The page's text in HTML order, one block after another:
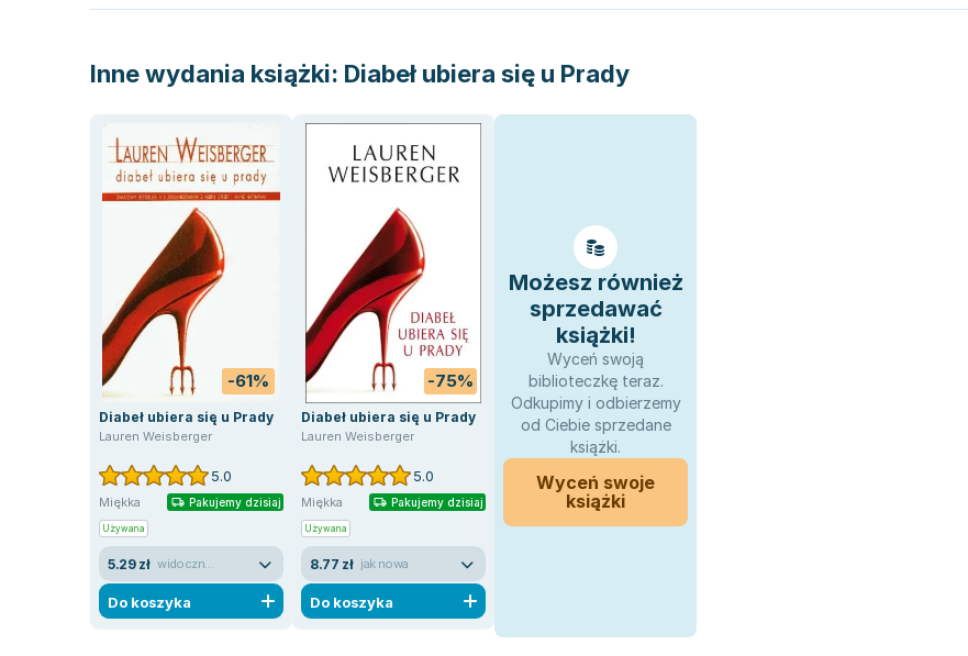
Inne wydania książki: Diabeł ubiera się u Prady
-61%
Diabeł ubiera się u Prady
Lauren Weisberger
5.0
Miękka Pakujemy dzisiaj
Używana
5.29 zł widoczne ślady używania
Do koszyka
-75%
Diabeł ubiera się u Prady
Lauren Weisberger
5.0
Miękka Pakujemy dzisiaj
Używana
8.77 zł jak nowa
Do koszyka
Możesz również
sprzedawać
książki!
Wyceń swoją
biblioteczkę teraz.
Odkupimy i odbierzemy
od Ciebie sprzedane
książki.
Wyceń swoje
książki